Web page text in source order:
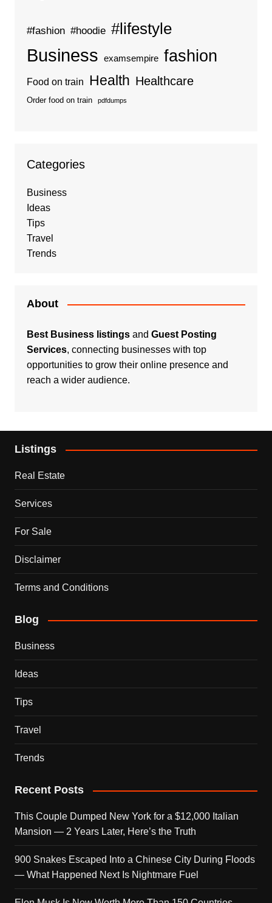
#fashion #hoodie #lifestyle
Business examsempire fashion
Food on train Health Healthcare
Order food on train pdfdumps
Categories
Business
Ideas
Tips
Travel
Trends
About
Best Business listingsand Guest Posting
Services, connecting businesses with top
opportunities to grow their online presence and
reach a wider audience.
Listings
Real Estate
Services
For Sale
Disclaimer
Terms and Conditions
Blog
Business
Ideas
Tips
Travel
Trends
Recent Posts
This Couple Dumped New York for a $12,000 Italian
Mansion — 2 Years Later, Here’s the Truth
900 Snakes Escaped Into a Chinese City During Floods
— What Happened Next Is Nightmare Fuel